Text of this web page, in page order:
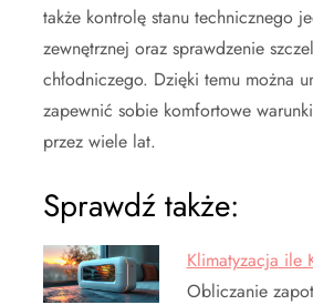
także kontrolę stanu technicznego
zewnętrznej oraz sprawdzenie
chłodniczego. Dzięki temu można
zapewnić sobie komfortowe
przez wiele lat.
Sprawdź także:
Klimatyzacja ile
Obliczanie